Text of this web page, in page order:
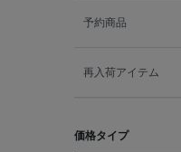
11月 ブルートパーズ
予約商品
再入荷アイテム
価格タイプ